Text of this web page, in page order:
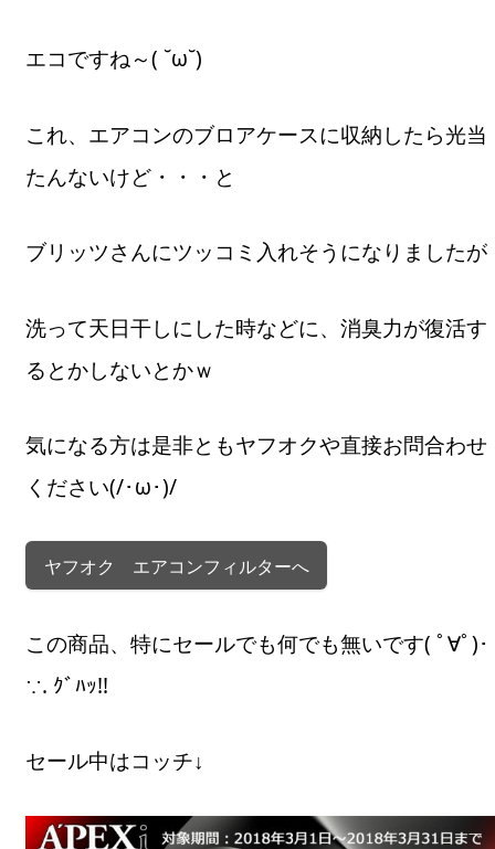
エコですね～( ˘ω˘)
これ、エアコンのブロアケースに収納したら光当
たんないけど・・・と
ブリッツさんにツッコミ入れそうになりましたが
洗って天日干しにした時などに、消臭力が復活す
るとかしないとかｗ
気になる方は是非ともヤフオクや直接お問合わせ
ください(/･ω･)/
ヤフオク エアコンフィルターへ
この商品、特にセールでも何でも無いです( ﾟ∀ﾟ)･
∵. ｸﾞﾊｯ!!
セール中はコッチ↓